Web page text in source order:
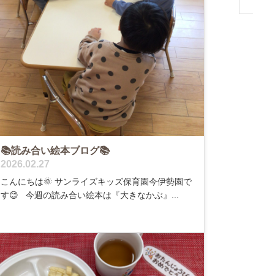
📚読み合い絵本ブログ📚
2026.02.27
こんにちは🌞 サンライズキッズ保育園今伊勢園で
す😊 今週の読み合い絵本は『大きなかぶ』...